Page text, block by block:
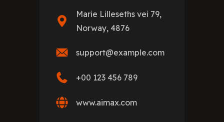
Marie Lilleseths vei 79,
Norway, 4876
support@example.com
+00 123 456 789
www.aimax.com